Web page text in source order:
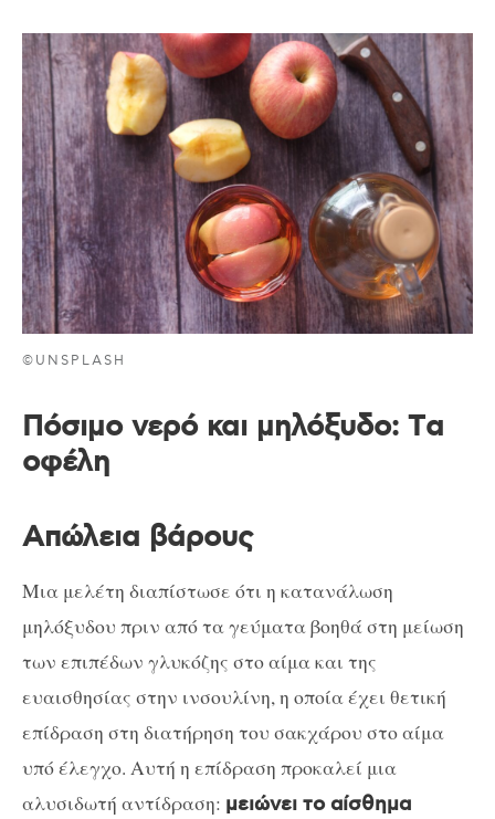
©UNSPLASH
Πόσιμο νερό και μηλόξυδο: Tα
οφέλη
Απώλεια βάρους
Μια μελέτη διαπίστωσε ότι η κατανάλωση
μηλόξυδου πριν από τα γεύματα βοηθά στη μείωση
των επιπέδων γλυκόζης στο αίμα και της
ευαισθησίας στην ινσουλίνη, η οποία έχει θετική
επίδραση στη διατήρηση του σακχάρου στο αίμα
υπό έλεγχο. Αυτή η επίδραση προκαλεί μια
αλυσιδωτή αντίδραση: μειώνει το αίσθημα